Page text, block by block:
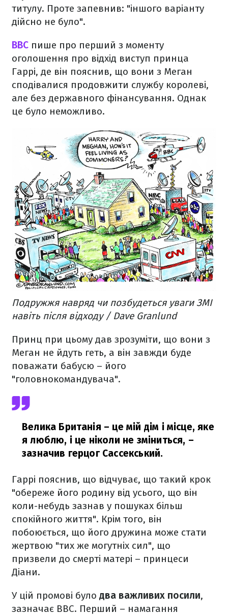
титулу. Проте запевнив: "іншого варіанту
дійсно не було".
ВВС пише про перший з моменту
оголошення про відхід виступ принца
Гаррі, де він пояснив, що вони з Меган
сподівалися продовжити службу королеві,
але без державного фінансування. Однак
це було неможливо.
Подружжя навряд чи позбудеться уваги ЗМІ
навіть після відходу / Dave Granlund
Принц при цьому дав зрозуміти, що вони з
Меган не йдуть геть, а він завжди буде
поважати бабусю – його
"головнокомандувача".
Велика Британія – це мій дім і місце, яке
я люблю, і це ніколи не зміниться, –
зазначив герцог Сассекський.
Гаррі пояснив, що відчуває, що такий крок
"обереже його родину від усього, що він
коли-небудь зазнав у пошуках більш
спокійного життя". Крім того, він
побоюється, що його дружина може стати
жертвою "тих же могутніх сил", що
призвели до смерті матері – принцеси
Діани.
У цій промові було два важливих посили,
зазначає ВВС. Перший – намагання